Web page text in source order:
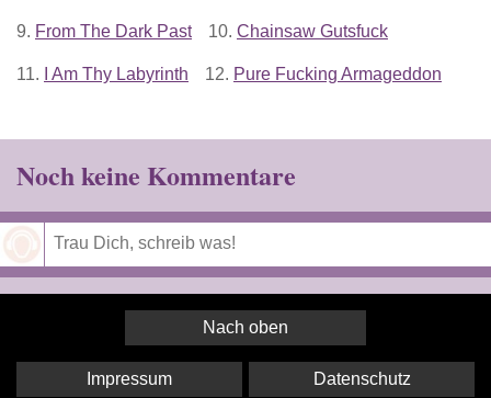
9. From The Dark Past 10. Chainsaw Gutsfuck
11. I Am Thy Labyrinth 12. Pure Fucking Armageddon
Noch keine Kommentare
Nach oben
Impressum Datenschutz